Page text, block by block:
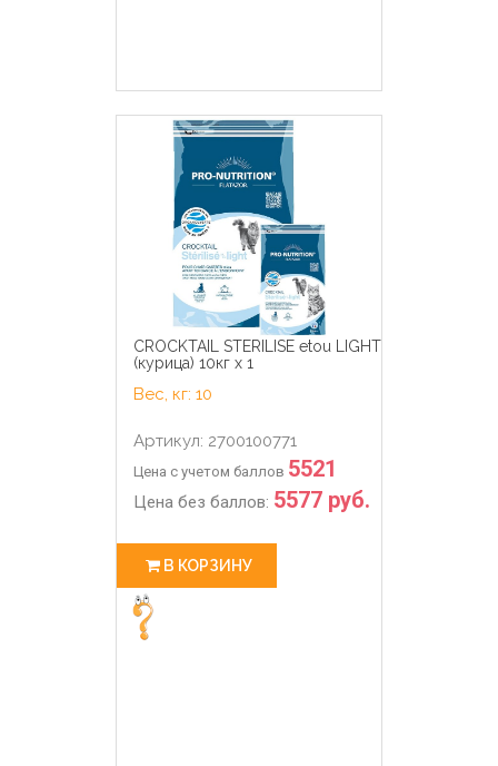
CROCKTAIL STERILISE etou LIGHT
(курица) 10кг х 1
Вес, кг: 10
Артикул: 2700100771
Цена с учетом баллов 5521
Цена без баллов: 5577 руб.
В КОРЗИНУ